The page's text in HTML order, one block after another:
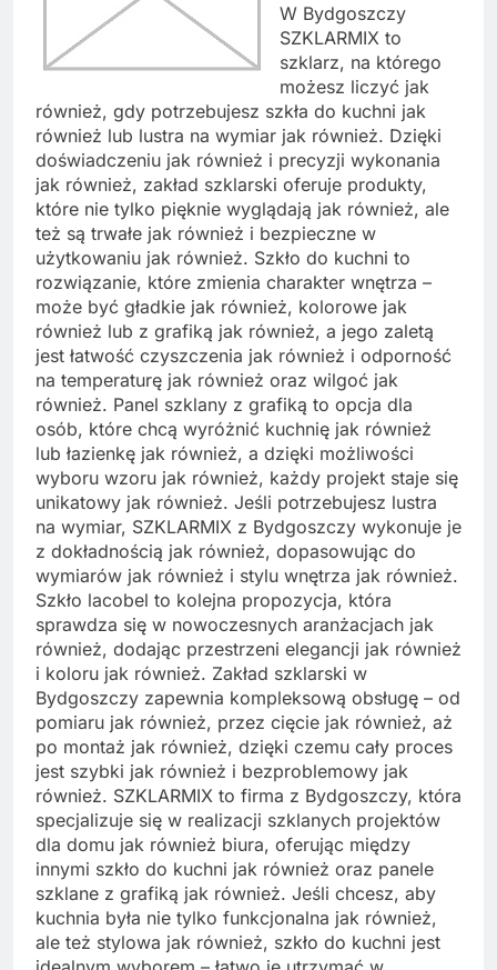
W Bydgoszczy
SZKLARMIX to
szklarz, na którego
możesz liczyć jak
również, gdy potrzebujesz szkła do kuchni jak
również lub lustra na wymiar jak również. Dzięki
doświadczeniu jak również i precyzji wykonania
jak również, zakład szklarski oferuje produkty,
które nie tylko pięknie wyglądają jak również, ale
też są trwałe jak również i bezpieczne w
użytkowaniu jak również. Szkło do kuchni to
rozwiązanie, które zmienia charakter wnętrza –
może być gładkie jak również, kolorowe jak
również lub z grafiką jak również, a jego zaletą
jest łatwość czyszczenia jak również i odporność
na temperaturę jak również oraz wilgoć jak
również. Panel szklany z grafiką to opcja dla
osób, które chcą wyróżnić kuchnię jak również
lub łazienkę jak również, a dzięki możliwości
wyboru wzoru jak również, każdy projekt staje się
unikatowy jak również. Jeśli potrzebujesz lustra
na wymiar, SZKLARMIX z Bydgoszczy wykonuje je
z dokładnością jak również, dopasowując do
wymiarów jak również i stylu wnętrza jak również.
Szkło lacobel to kolejna propozycja, która
sprawdza się w nowoczesnych aranżacjach jak
również, dodając przestrzeni elegancji jak również
i koloru jak również. Zakład szklarski w
Bydgoszczy zapewnia kompleksową obsługę – od
pomiaru jak również, przez cięcie jak również, aż
po montaż jak również, dzięki czemu cały proces
jest szybki jak również i bezproblemowy jak
również. SZKLARMIX to firma z Bydgoszczy, która
specjalizuje się w realizacji szklanych projektów
dla domu jak również biura, oferując między
innymi szkło do kuchni jak również oraz panele
szklane z grafiką jak również. Jeśli chcesz, aby
kuchnia była nie tylko funkcjonalna jak również,
ale też stylowa jak również, szkło do kuchni jest